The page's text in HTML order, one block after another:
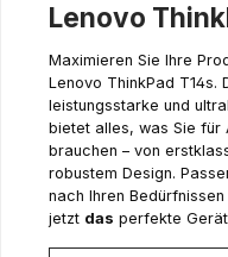
Lenovo
Maximieren Sie Ihre
Lenovo ThinkPad T14s.
leistungsstarke und
bietet alles, was Sie für
brauchen – von
robustem Design.
nach Ihren
jetzt das perfekte